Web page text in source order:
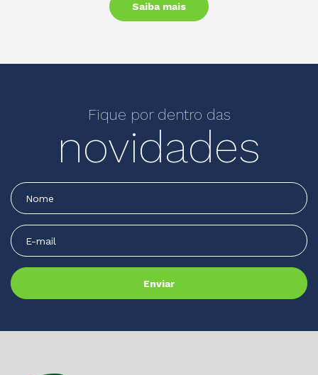
Saiba mais
Fique por dentro das
novidades